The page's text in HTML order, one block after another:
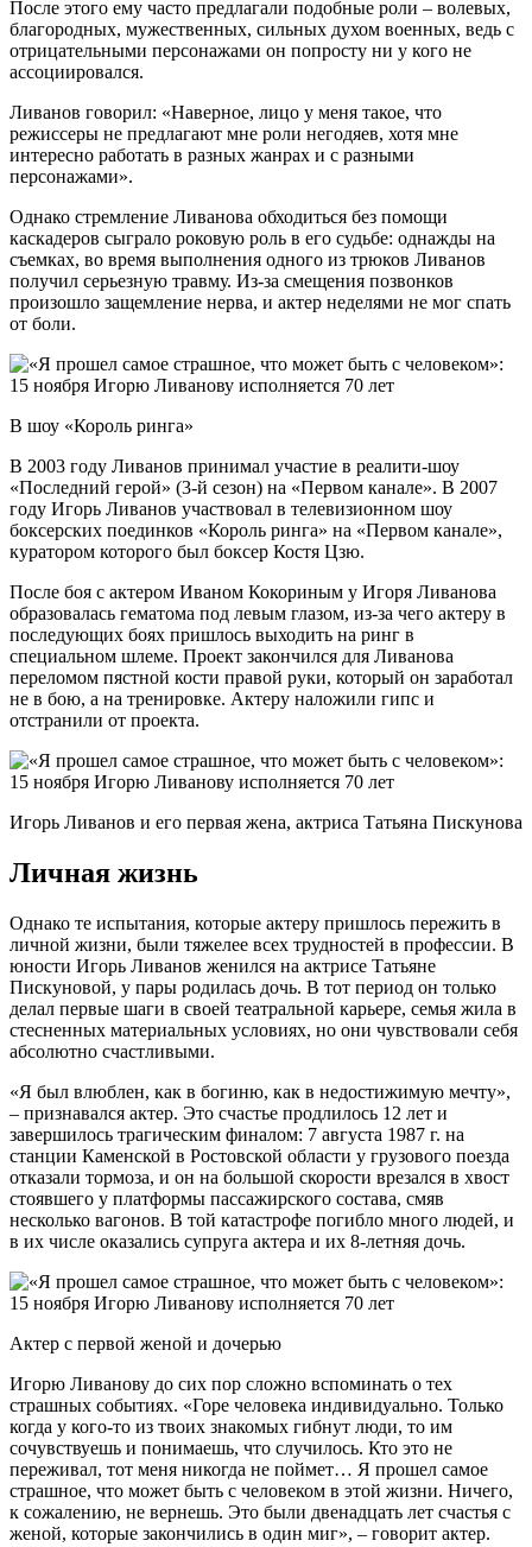
После этого ему часто предлагали подобные роли – волевых,
благородных, мужественных, сильных духом военных, ведь с
отрицательными персонажами он попросту ни у кого не
ассоциировался.
Ливанов говорил: «Наверное, лицо у меня такое, что
режиссеры не предлагают мне роли негодяев, хотя мне
интересно работать в разных жанрах и с разными
персонажами».
Однако стремление Ливанова обходиться без помощи
каскадеров сыграло роковую роль в его судьбе: однажды на
съемках, во время выполнения одного из трюков Ливанов
получил серьезную травму. Из-за смещения позвонков
произошло защемление нерва, и актер неделями не мог спать
от боли.
В шоу «Король ринга»
В 2003 году Ливанов принимал участие в реалити-шоу
«Последний герой» (3-й сезон) на «Первом канале». В 2007
году Игорь Ливанов участвовал в телевизионном шоу
боксерских поединков «Король ринга» на «Первом канале»,
куратором которого был боксер Костя Цзю.
После боя с актером Иваном Кокориным у Игоря Ливанова
образовалась гематома под левым глазом, из-за чего актеру в
последующих боях пришлось выходить на ринг в
специальном шлеме. Проект закончился для Ливанова
переломом пястной кости правой руки, который он заработал
не в бою, а на тренировке. Актеру наложили гипс и
отстранили от проекта.
Игорь Ливанов и его первая жена, актриса Татьяна Пискунова
Личная жизнь
Однако те испытания, которые актеру пришлось пережить в
личной жизни, были тяжелее всех трудностей в профессии. В
юности Игорь Ливанов женился на актрисе Татьяне
Пискуновой, у пары родилась дочь. В тот период он только
делал первые шаги в своей театральной карьере, семья жила в
стесненных материальных условиях, но они чувствовали себя
абсолютно счастливыми.
«Я был влюблен, как в богиню, как в недостижимую мечту»,
– признавался актер. Это счастье продлилось 12 лет и
завершилось трагическим финалом: 7 августа 1987 г. на
станции Каменской в Ростовской области у грузового поезда
отказали тормоза, и он на большой скорости врезался в хвост
стоявшего у платформы пассажирского состава, смяв
несколько вагонов. В той катастрофе погибло много людей, и
в их числе оказались супруга актера и их 8-летняя дочь.
Актер с первой женой и дочерью
Игорю Ливанову до сих пор сложно вспоминать о тех
страшных событиях. «Горе человека индивидуально. Только
когда у кого-то из твоих знакомых гибнут люди, то им
сочувствуешь и понимаешь, что случилось. Кто это не
переживал, тот меня никогда не поймет… Я прошел самое
страшное, что может быть с человеком в этой жизни. Ничего,
к сожалению, не вернешь. Это были двенадцать лет счастья с
женой, которые закончились в один миг», – говорит актер.